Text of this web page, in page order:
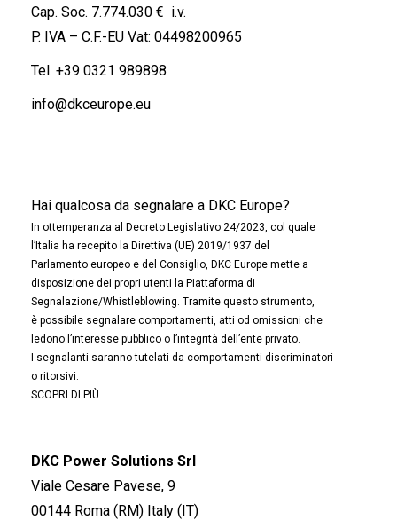
Cap. Soc. 7.774.030 € i.v.
P. IVA – C.F.-EU Vat: 04498200965
Tel. +39 0321 989898
info@dkceurope.eu
Hai qualcosa da segnalare a DKC Europe?
In ottemperanza al Decreto Legislativo 24/2023, col quale
l’Italia ha recepito la Direttiva (UE) 2019/1937 del
Parlamento europeo e del Consiglio, DKC Europe mette a
disposizione dei propri utenti la Piattaforma di
Segnalazione/Whistleblowing. Tramite questo strumento,
è possibile segnalare comportamenti, atti od omissioni che
ledono l’interesse pubblico o l’integrità dell’ente privato.
I segnalanti saranno tutelati da comportamenti discriminatori
o ritorsivi.
SCOPRI DI PIÙ
DKC Power Solutions Srl
Viale Cesare Pavese, 9
00144 Roma (RM) Italy (IT)